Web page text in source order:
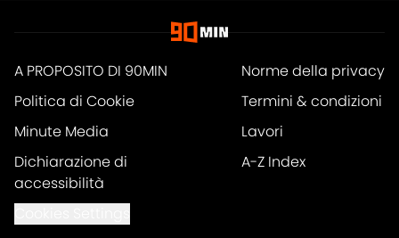
A PROPOSITO DI 90MIN
Norme della privacy
Politica di Cookie
Termini & condizioni
Minute Media
Lavori
Dichiarazione di
accessibilità
A-Z Index